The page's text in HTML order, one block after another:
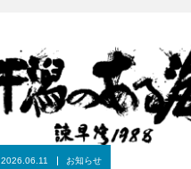
2026.06.11 お知らせ